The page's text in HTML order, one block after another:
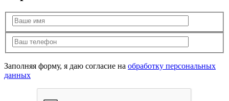
Заполняя форму, я даю согласие на обработку персональных
данных